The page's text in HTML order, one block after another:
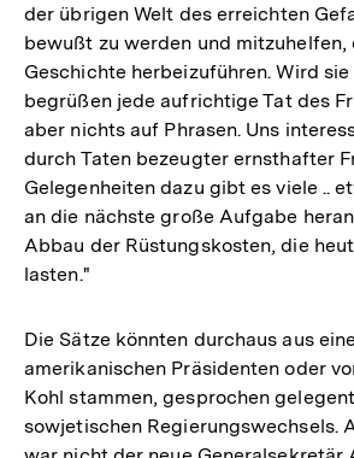
der übrigen Welt des erreichten
bewußt zu werden und mitzuhelfen,
Geschichte herbeizuführen. Wird sie
begrüßen jede aufrichtige Tat des
aber nichts auf Phrasen. Uns
durch Taten bezeugter ernsthafter
Gelegenheiten dazu gibt es viele ..
an die nächste große Aufgabe
Abbau der Rüstungskosten, die
lasten."
Die Sätze könnten durchaus aus
amerikanischen Präsidenten oder
Kohl stammen, gesprochen
sowjetischen Regierungswechsels.